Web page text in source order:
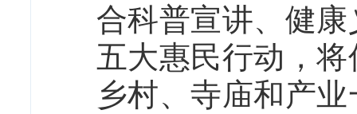
合科普宣讲、健
五大惠民行动，
乡村、寺庙和产